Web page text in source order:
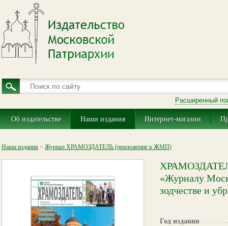
Расширенный
Об издательстве Наши издания Интернет-магазин
Наши издания > Журнал ХРАМОЗДАТЕЛЬ (приложение к ЖМП)
«Журналу
зодчестве и
Год издания